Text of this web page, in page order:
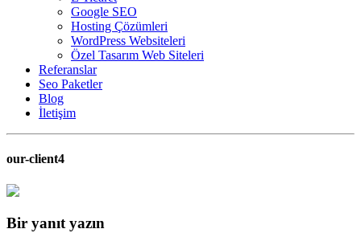
Google SEO
Hosting Çözümleri
WordPress Websiteleri
Özel Tasarım Web Siteleri
Referanslar
Seo Paketler
Blog
İletişim
our-client4
Bir yanıt yazın